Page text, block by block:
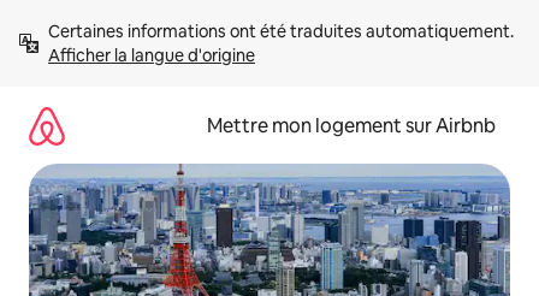
directement
Afficher la langue d'origine
Mettre mon logement sur Airbnb